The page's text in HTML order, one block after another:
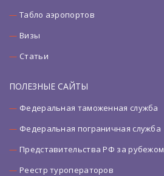
Табло аэропортов
Визы
Статьи
ПОЛЕЗНЫЕ САЙТЫ
Федеральная таможенная служба
Федеральная пограничная служба
Представительства РФ за рубежом
Реестр туроператоров